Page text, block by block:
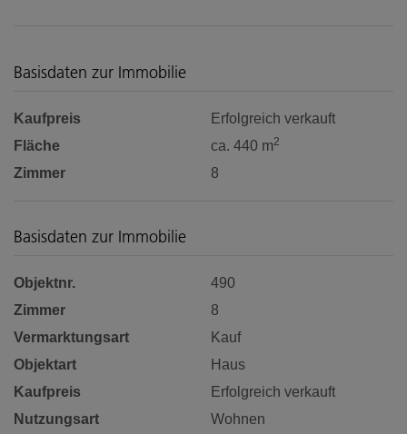
Basisdaten zur Immobilie
Kaufpreis
Erfolgreich verkauft
Fläche
ca. 440 m2
Zimmer 8
Basisdaten zur Immobilie
Objektnr.
490
Zimmer
8
Vermarktungsart
Kauf
Objektart
Haus
Kaufpreis
Erfolgreich verkauft
Nutzungsart
Wohnen